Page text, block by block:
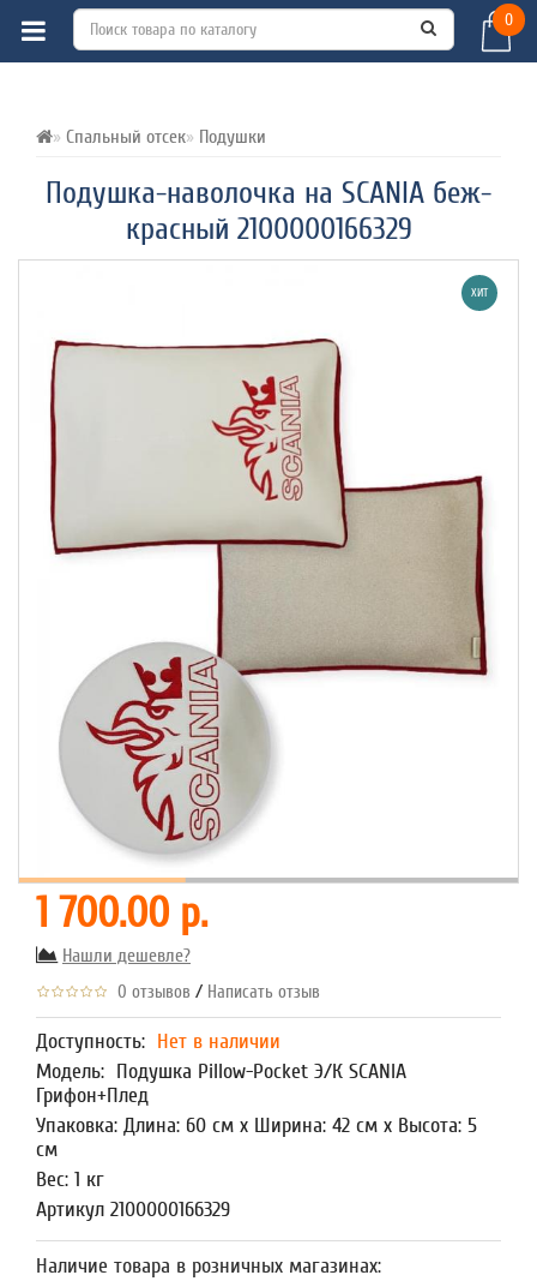
0
Спальный отсек Подушки
Подушка-наволочка на SCANIA беж-
красный 2100000166329
ВСЕ О ТОВАРЕ ХАРАКТЕРИСТИКИ
ХИТ
1 700.00 р.
Нашли дешевле?
0 отзывов / Написать отзыв
Доступность: Нет в наличии
Модель: Подушка Pillow-Pocket Э/К SCANIA
Грифон+Плед
Упаковка: Длина: 60 см x Ширина: 42 см x Высота: 5
см
Вес: 1 кг
Артикул 2100000166329
Наличие товара в розничных магазинах: